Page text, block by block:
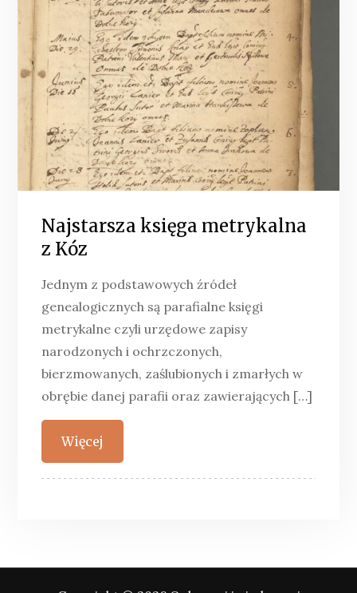
Najstarsza księga metrykalna
z Kóz
Jednym z podstawowych źródeł
genealogicznych są parafialne księgi
metrykalne czyli urzędowe zapisy
narodzonych i ochrzczonych,
bierzmowanych, zaślubionych i zmarłych w
obrębie danej parafii oraz zawierających […]
Więcej